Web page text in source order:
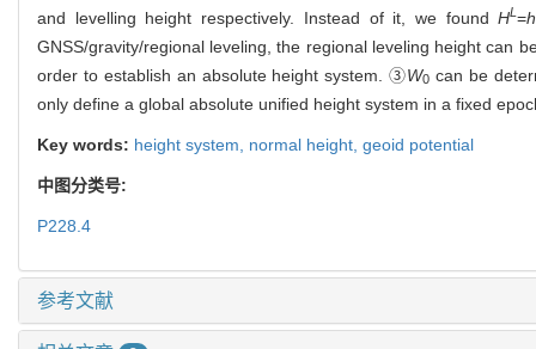
and levelling height respectively. Instead of it, we foundHL =h
GNSS/gravity/regional leveling, the regional leveling height can
order to establish an absolute height system. ③W0 can be
only define a global absolute unified height system in a fixed
Key words: height system, normal height, geoid potential
中图分类号:
P228.4
参考文献